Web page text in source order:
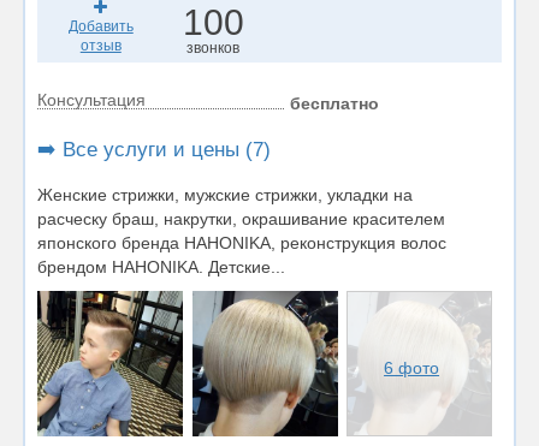
Добавить
отзыв
100
звонков
Консультация бесплатно
➡️ Все услуги и цены (7)
Женские стрижки, мужские стрижки, укладки на
расческу браш, накрутки, окрашивание красителем
японского бренда НАНОNIKA, реконструкция волос
брендом HAHONIKA. Детские...
6 фото